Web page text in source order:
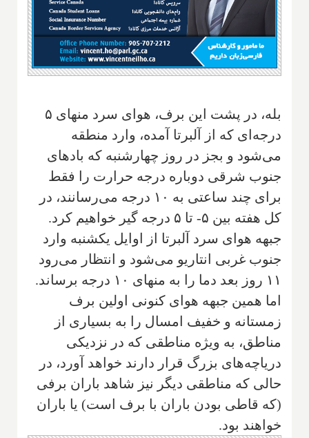
بله، در پشت این برف، هوای سرد منهای ۵
درجه‌ای که از آلبرتا آمده، وارد منطقه
می‌شود و بجز در روز چهارشنبه که بادهای
جنوب شرقی دوباره درجه حرارت را فقط
برای چند ساعتی به ۱۰ درجه می‌رسانند، در
کل هفته بین ۵- تا ۵ درجه گیر خواهیم کرد.
جبهه هوای سرد آلبرتا از اوایل یکشنبه وارد
جنوب غربی انتاریو می‌شود و انتظار می‌رود
۱۱ روز بعد دما را به منهای ۱۰ درجه برساند.
اما همین جبهه هوای کنونی اولین برف
زمستانه و خفیف امسال را به بسیاری از
مناطق، به ویژه مناطقی که در نزدیکی
دریاچه‌های بزرگ قرار دارند خواهد آورد، در
حالی که مناطقی دیگر نیز شاهد باران برفی
(که قاطی بودن باران با برف است) یا باران
خواهند بود.